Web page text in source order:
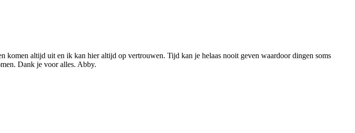
komen altijd uit en ik kan hier altijd op vertrouwen. Tijd kan je helaas nooit geven waardoor dingen soms
Dank je voor alles. Abby.